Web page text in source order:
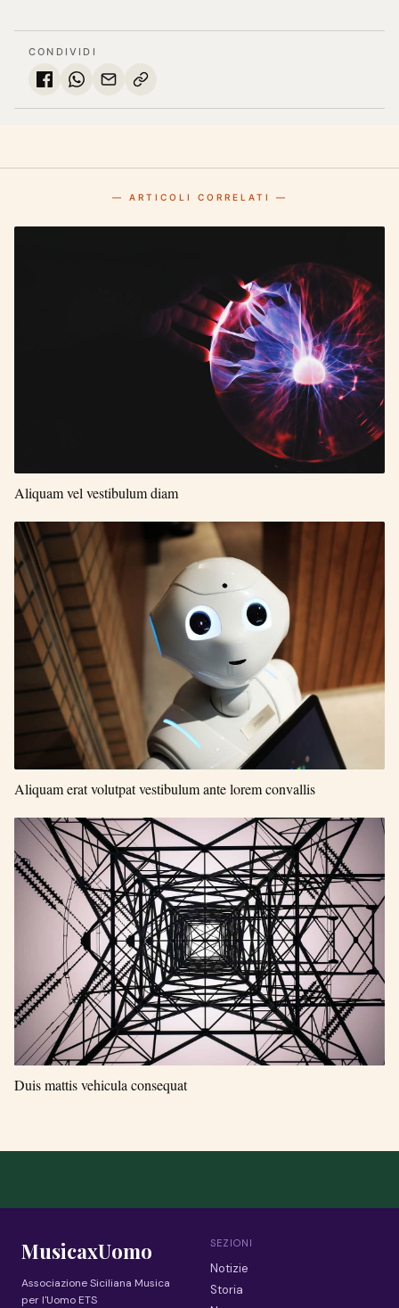
CONDIVIDI
— ARTICOLI CORRELATI —
Aliquam vel vestibulum diam
Aliquam erat volutpat vestibulum ante lorem convallis
Duis mattis vehicula consequat
MusicaxUomo
Associazione Siciliana Musica
per l'Uomo ETS
SEZIONI
Notizie
Storia